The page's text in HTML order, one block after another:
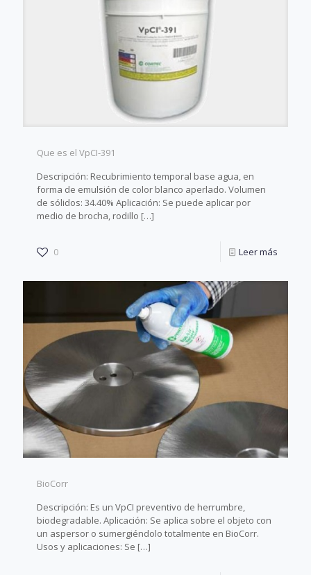
Que es el VpCI-391
Descripción: Recubrimiento temporal base agua, en
forma de emulsión de color blanco aperlado. Volumen
de sólidos: 34.40% Aplicación: Se puede aplicar por
medio de brocha, rodillo […]
0 Leer más
BioCorr
Descripción: Es un VpCI preventivo de herrumbre,
biodegradable. Aplicación: Se aplica sobre el objeto con
un aspersor o sumergiéndolo totalmente en BioCorr.
Usos y aplicaciones: Se […]